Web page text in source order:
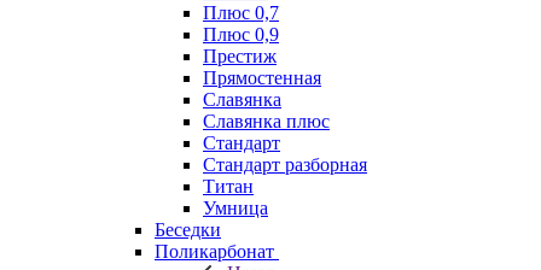
Плюс 0,7
Плюс 0,9
Престиж
Прямостенная
Славянка
Славянка плюс
Стандарт
Стандарт разборная
Титан
Умница
Беседки
Поликарбонат